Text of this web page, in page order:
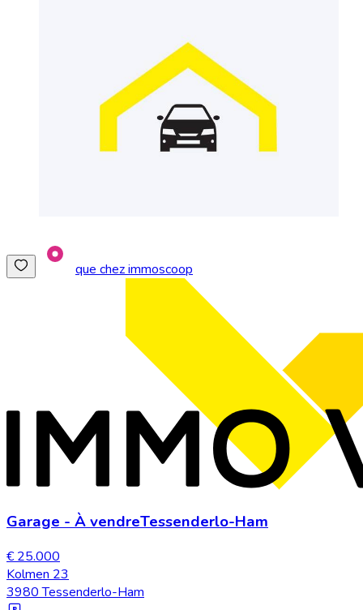
que chez immoscoop
Garage - À vendreTessenderlo-Ham
€ 25.000
Kolmen 23
3980 Tessenderlo-Ham